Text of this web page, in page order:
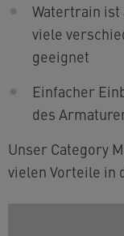
Watertrain
viele
geeignet
Einfacher
des
Unser Category
vielen Vorteile in